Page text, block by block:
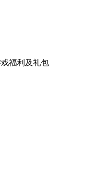
戏福利 及礼包